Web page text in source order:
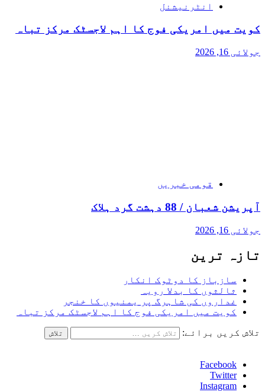
انٹرنیشنل
کویت میں امریکی فوج کا اہم لاجسٹک مرکز تباہ
جولائی 16, 2026
قومی خبریں
آپریشن شعبان / 88 دہشت گرد ہلاک
جولائی 16, 2026
تازہ ترین
سازباز کا دوٹوک انکار
ثالثوں کا بدلا رویہ
غداروں کی شاہرگ پر یمنیوں کا خنجر
کویت میں امریکی فوج کا اہم لاجسٹک مرکز تباہ
تلاش کریں برائے:
Facebook
Twitter
Instagram